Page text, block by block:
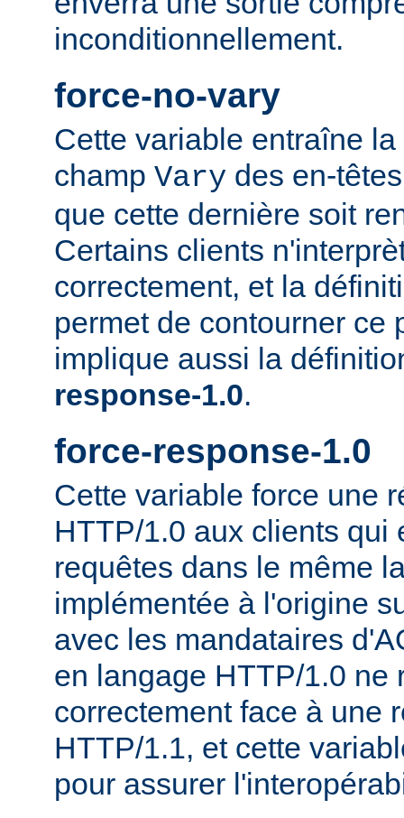
inconditionnellement.
force-no-vary
Cette variable entraîne
champ Vary des en-
que cette dernière soit
Certains clients
correctement, et la
permet de contourner ce
implique aussi la
response-1.0.
force-response-1.0
Cette variable force une
HTTP/1.0 aux clients qui
requêtes dans le même
implémentée à l'origine
avec les mandataires
en langage HTTP/1.0 ne
correctement face à une
HTTP/1.1, et cette
pour assurer